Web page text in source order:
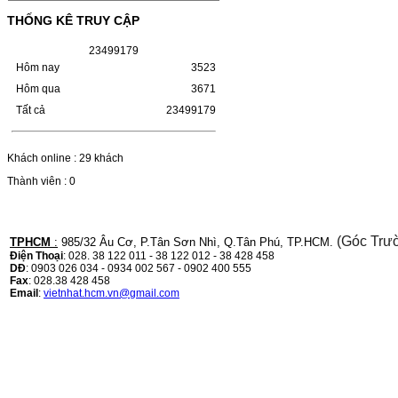
(W1110A) CHO DÒNG MÁY
HỘP MỰC HP 110A (W1110A) CHO DÒNG
MÁY LBP 243/MF 461DWMÃ HỘP MỰC:-
Hộp mực HP 110A (W1110A)- Loại mực:
Mực in laser trắng đenSỬ DỤNG CHO MÁY
Giá : 249.000VND
Chọn mua
CHO DÒNG MÁY LBP
243/MF 461DW
HỘP MỰC CANON CRG-070 CHO DÒNG
MÁY LBP 243/MF 461DW MÃ HỘP MỰC:–
THỐNG KÊ TRUY CẬP
234991 79
Hôm nay
Hôm qua
Tất cả
3523
3671
23499179
Khách online : 29 khách
Thành viên : 0
TPHCM : 985/32 Âu Cơ, P.Tân Sơn Nhì, Q.Tân Phú, TP.HCM. (Góc
Điện Thoại: 028. 38 122 011 - 38 122 012 - 38 428 458
DĐ: 0903 026 034 - 0934 002 567 - 0902 400 555
Fax: 028.38 428 458
Email: vietnhat.hcm.vn@gmail.com